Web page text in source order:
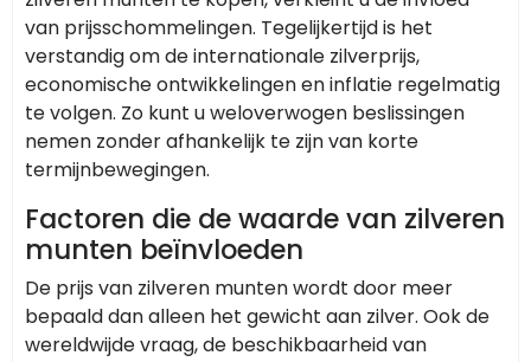
van prijsschommelingen. Tegelijkertijd is het
verstandig om de internationale zilverprijs,
economische ontwikkelingen en inflatie regelmatig
te volgen. Zo kunt u weloverwogen beslissingen
nemen zonder afhankelijk te zijn van korte
termijnbewegingen.
Factoren die de waarde van zilveren
munten beïnvloeden
De prijs van zilveren munten wordt door meer
bepaald dan alleen het gewicht aan zilver. Ook de
wereldwijde vraag, de beschikbaarheid van